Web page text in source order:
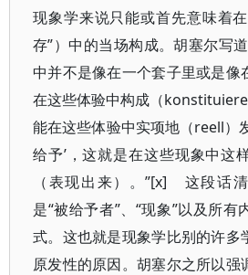
现象学来说只能或首先意味着
存”）中的当场构成。胡塞尔写
中并不是像在一个套子里或是像
在这些体验中构成（
能在这些体验中实项地（reell）
给予’，这就是在这些现象中这
（表现出来）。”[x] 这段话
是“被给予者”、“现象”以及所
式。这也就是现象学比别的许多
原发性的原因。胡塞尔之所以强